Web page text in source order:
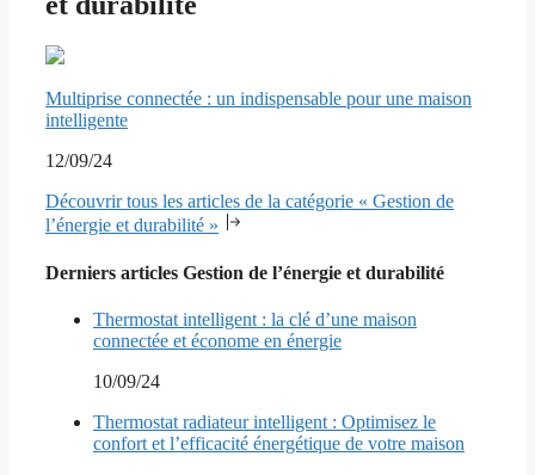
Multiprise connectée : un indispensable pour une maison
intelligente
12/09/24
Découvrir tous les articles de la catégorie « Gestion de
l’énergie et durabilité »
Derniers articles Gestion de l’énergie et durabilité
Thermostat intelligent : la clé d’une maison
connectée et économe en énergie
10/09/24
Thermostat radiateur intelligent : Optimisez le
confort et l’efficacité énergétique de votre maison